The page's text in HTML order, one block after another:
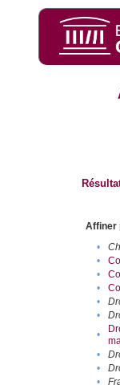
Affiner
•
•
•
•
•
•
•
•
•
•